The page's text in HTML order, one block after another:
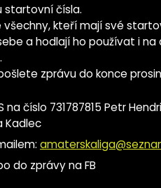
startovní čísla.
všechny, kteří mají své
a hodlají ho používat i na
zprávu do konce
na číslo 731787815 Petr
Kadlec
do zprávy na FB